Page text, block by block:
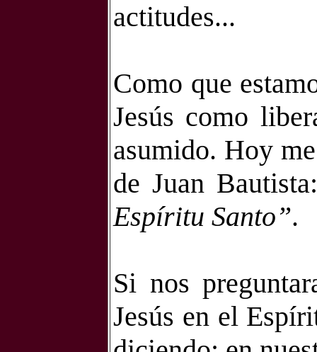
actitudes...
Como que
Jesús como
asumido. Hoy
de Juan
Espíritu Santo”.
Si nos
Jesús en el